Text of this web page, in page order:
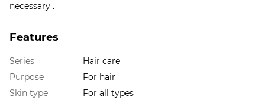
necessary .
Features
Series
Hair care
Purpose
For hair
Skin type
For all types